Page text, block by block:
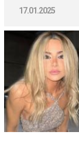
17.01.2025